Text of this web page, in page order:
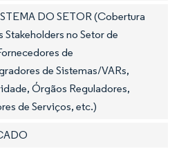
DO SETOR (Cobertura
no Setor de
de
de Sistemas/VARs,
Órgãos Reguladores,
de Serviços, etc.)